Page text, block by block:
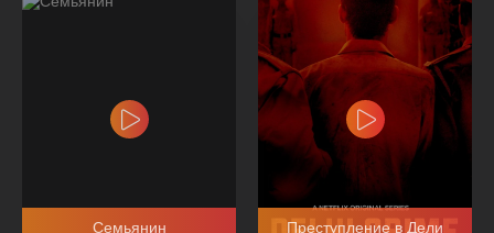
Семьянин Преступление в Дели